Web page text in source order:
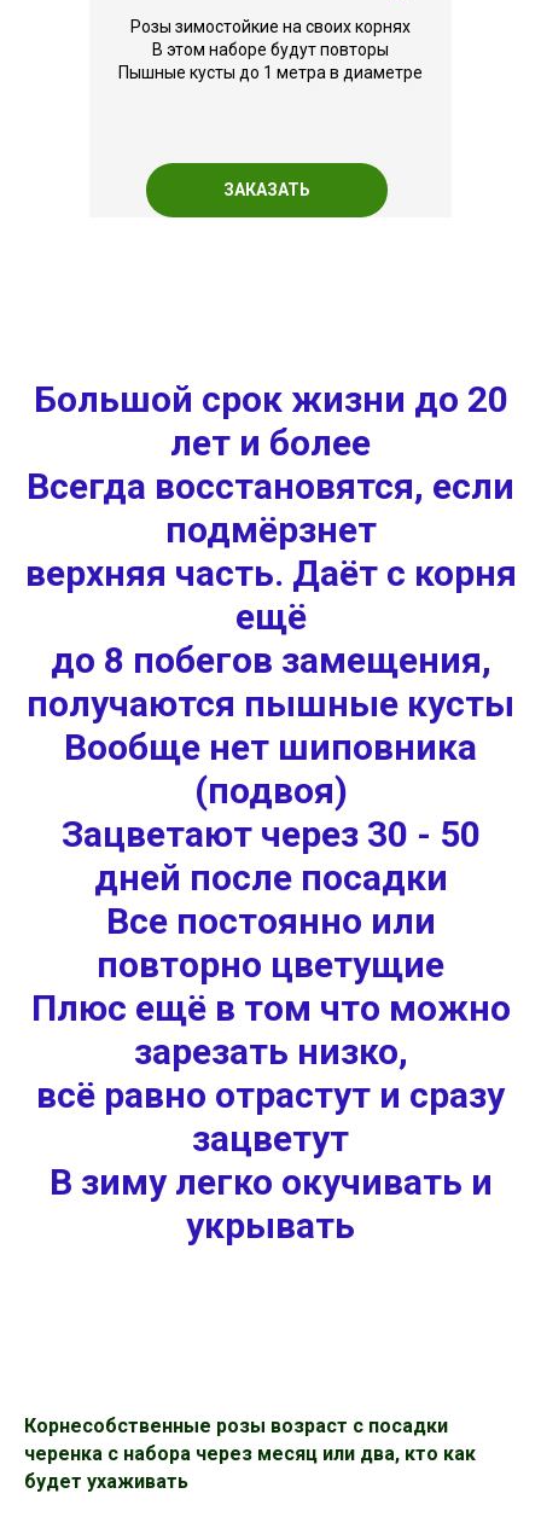
Розы зимостойкие на своих корнях
В этом наборе будут повторы
Пышные кусты до 1 метра в диаметре
ЗАКАЗАТЬ
Большой срок жизни до 20
лет и более
Всегда восстановятся, если
подмёрзнет
верхняя часть. Даёт с корня
ещё
до 8 побегов замещения,
получаются пышные кусты
Вообще нет шиповника
(подвоя)
Зацветают через 30 - 50
дней после посадки
Все постоянно или
повторно цветущие
Плюс ещё в том что можно
зарезать низко,
всё равно отрастут и сразу
зацветут
В зиму легко окучивать и
укрывать
Корнесобственные розы возраст с посадки
черенка с набора через месяц или два, кто как
будет ухаживать